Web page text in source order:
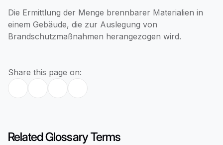
Die Ermittlung der Menge brennbarer Materialien in
einem Gebäude, die zur Auslegung von
Brandschutzmaßnahmen herangezogen wird.
Share this page on:
Related Glossary Terms